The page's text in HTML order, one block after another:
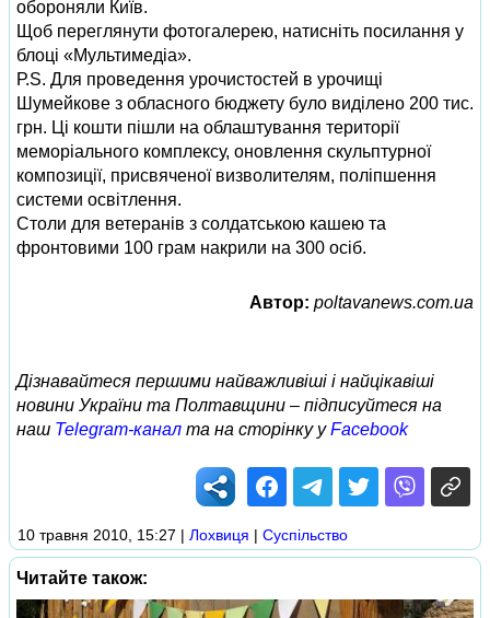
обороняли Київ.
Щоб переглянути фотогалерею, натисніть посилання у
блоці «Мультимедіа».
Р.S. Для проведення урочистостей в урочищі
Шумейкове з обласного бюджету було виділено 200 тис.
грн. Ці кошти пішли на облаштування території
меморіального комплексу, оновлення скульптурної
композиції, присвяченої визволителям, поліпшення
системи освітлення.
Столи для ветеранів з солдатською кашею та
фронтовими 100 грам накрили на 300 осіб.
Автор: poltavanews.com.ua
Дізнавайтеся першими найважливіші і найцікавіші
новини України та Полтавщини – підписуйтеся на
наш Telegram-канал та на сторінку уFacebook
10 травня 2010, 15:27 | Лохвиця | Суспільство
Читайте також: